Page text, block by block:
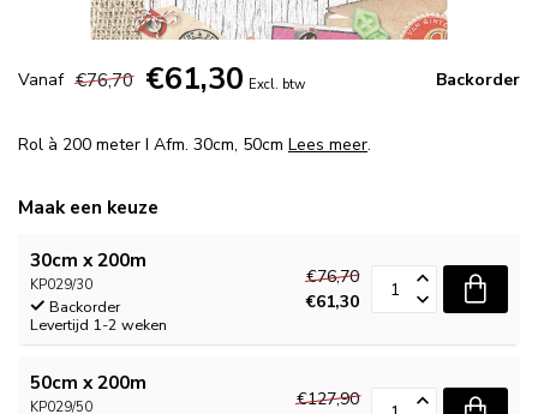
Vanaf €76,70 €61,30 Excl. btw Backorder
Rol à 200 meter I Afm. 30cm, 50cm Lees meer.
Maak een keuze
30cm x 200m
KP029/30
Backorder
Levertijd 1-2 weken
€76,70
€61,30
50cm x 200m
KP029/50
€127,90